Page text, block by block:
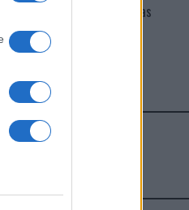
Giovannimaria Cabras